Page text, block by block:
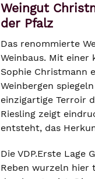
Weingut
der Pfalz
Das renommierte
Weinbaus. Mit
Sophie Christmann
Weinbergen
einzigartige Terroir
Riesling zeigt
entsteht, das
Die VDP.Erste
Reben wurzeln hier